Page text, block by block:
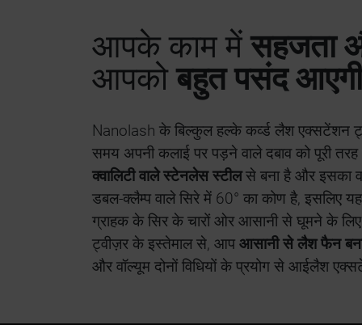
आपके काम मेंसहजता
आपकोबहुत पसंद आएगी
Nanolash के बिल्कुल हल्के कर्व्ड लैश एक्सटेंशन
समय अपनी कलाई पर पड़ने वाले दबाव को पूरी
क्वालिटी वाले स्टेनलेस स्टीलसे बना है और इसका
डबल-क्लैम्प वाले सिरे में 60° का कोण है, इसलिए
ग्राहक के सिर के चारों ओर आसानी से घूमने के
ट्वीज़र के इस्तेमाल से, आप आसानी से लैश फैन
और वॉल्यूम दोनों विधियों के प्रयोग से आईलैश